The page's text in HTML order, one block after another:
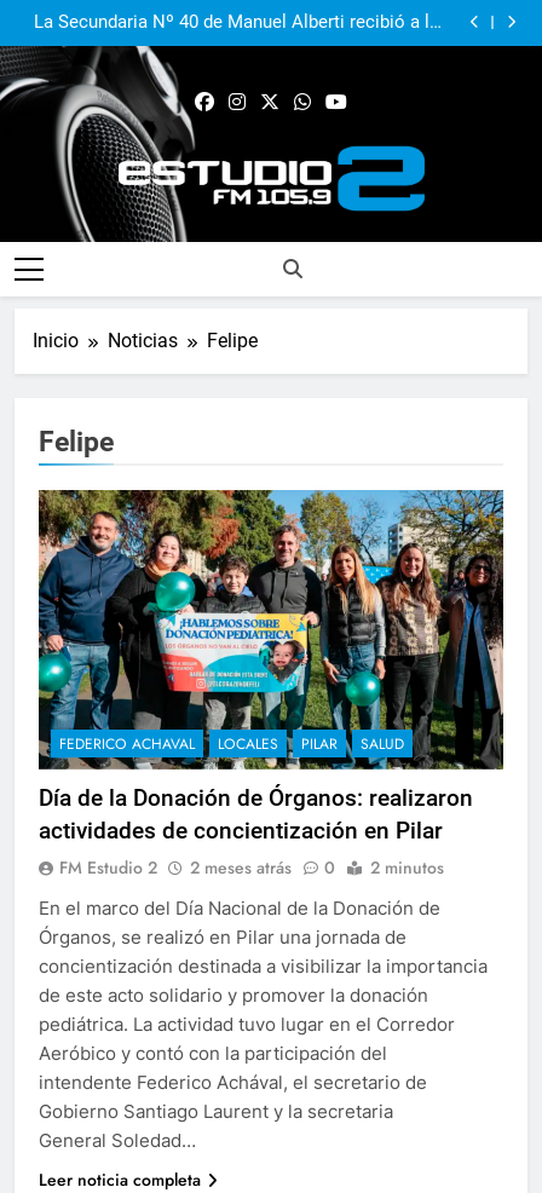
soberanía argentina»
procesión y misas durante toda la jornada
La Secundaria Nº 40 de Manuel Alberti recibió a los
estudiantes ampliada y transformada en la vuelta a
Nuevo operativo de «Ver Bien, Aprender Mejor», ahora
Agustina Propato rechazó la flexibilización de la Ley
de Tierras y advirtió: «Sería una tragedia para la
soberanía argentina»
Del Viso se prepara para celebrar a San Cayetano con
procesión y misas durante toda la jornada
La Secundaria Nº 40 de Manuel Alberti recibió a los
estudiantes ampliada y transformada en la vuelta a
clases
Nuevo operativo de «Ver Bien, Aprender Mejor», ahora
en Manuel Alberti
Agustina Propato rechazó la flexibilización de la Ley
de Tierras y advirtió: «Sería una tragedia para la
soberanía argentina»
FM Estudio 2
Inicio Noticias Felipe
Felipe
FEDERICO ACHAVAL LOCALES PILAR SALUD
Día de la Donación de Órganos: realizaron
actividades de concientización en Pilar
FM Estudio 2 2 meses atrás 0 2 minutos
En el marco del Día Nacional de la Donación de
Órganos, se realizó en Pilar una jornada de
concientización destinada a visibilizar la importancia
de este acto solidario y promover la donación
pediátrica. La actividad tuvo lugar en el Corredor
Aeróbico y contó con la participación del
intendente Federico Achával, el secretario de
Gobierno Santiago Laurent y la secretaria
General Soledad…
Leer noticia completa